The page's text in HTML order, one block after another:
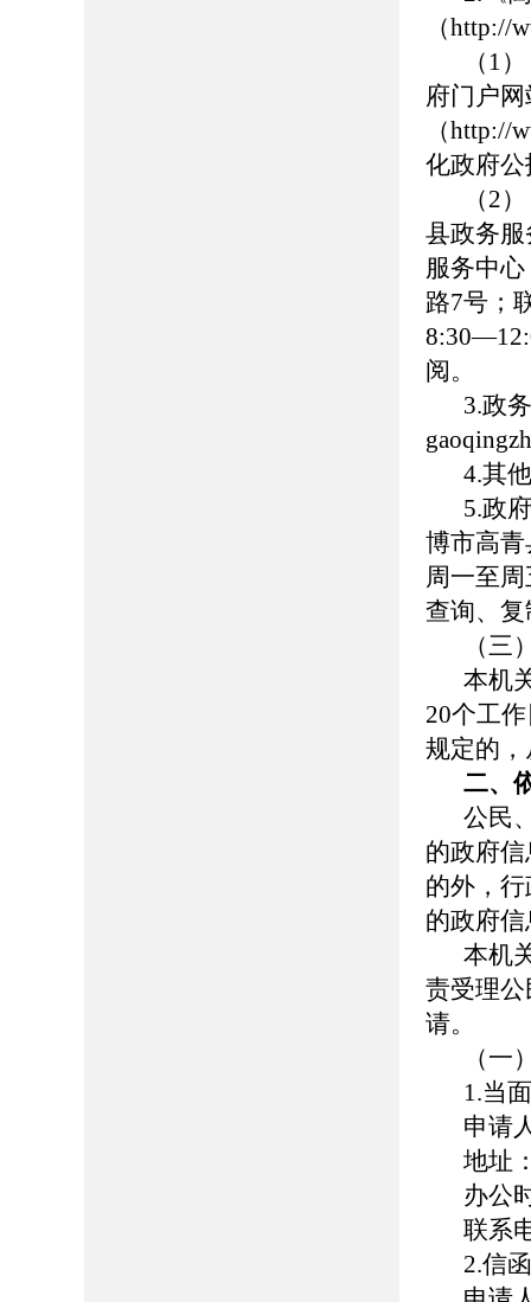
（http://
（1
府门户
（http://
化政府
（2
县政务
服务中
路7号；
阅。
3.政
4.其
5.政
博市高
周一至
查询、
（三
本机
20个工
规定的
二、
公民
的政府
的外，
的政府
本机
责受理
请。
（一
1.当
申请
地址
办公
联系
2.信